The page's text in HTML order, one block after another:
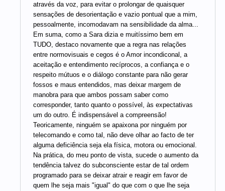
através da voz, para evitar o prolongar de quaisquer
sensações de desorientação e vazio pontual que a mim,
pessoalmente, incomodavam na sensibilidade da alma...
Em suma, como a Sara dizia e muitíssimo bem em
TUDO, destaco novamente que a regra nas relações
entre normovisuais e cegos é o Amor incondiconal, a
aceitação e entendimento recíprocos, a confiança e o
respeito mútuos e o diálogo constante para não gerar
fossos e maus entendidos, mas deixar margem de
manobra para que ambos possam saber como
corresponder, tanto quanto o possível, às expectativas
um do outro. É indispensável a compreensão!
Teoricamente, ninguém se apaixona por ninguém por
telecomando e como tal, não deve olhar ao facto de ter
alguma deficiência seja ela física, motora ou emocional.
Na prática, do meu ponto de vista, sucede o aumento da
tendência talvez do subconsciente estar de tal ordem
programado para se deixar atrair e reagir em favor de
quem lhe seja mais "igual" do que com o que lhe seja